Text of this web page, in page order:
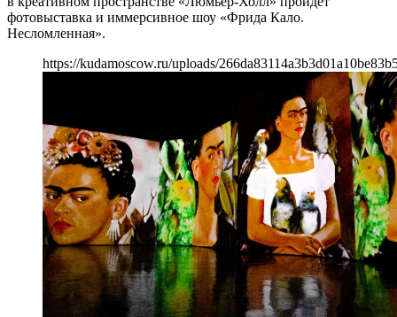
фотовыставка и иммерсивное шоу «Фрида Кало.
Несломленная».
https://kudamoscow.ru/uploads/